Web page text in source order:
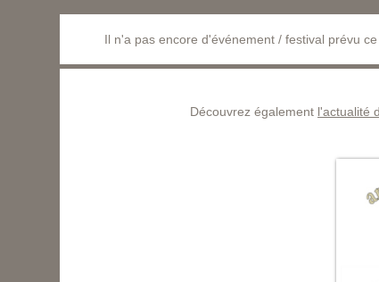
Il n'a pas encore d'événement / festival prévu ce
Découvrez également l'actualité